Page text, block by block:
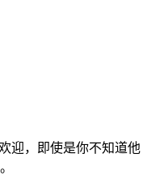
迎，即使是你不知道他